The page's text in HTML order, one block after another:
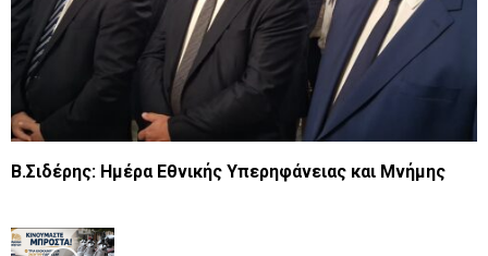
Β.Σιδέρης: Ημέρα Εθνικής Υπερηφάνειας και Μνήμης